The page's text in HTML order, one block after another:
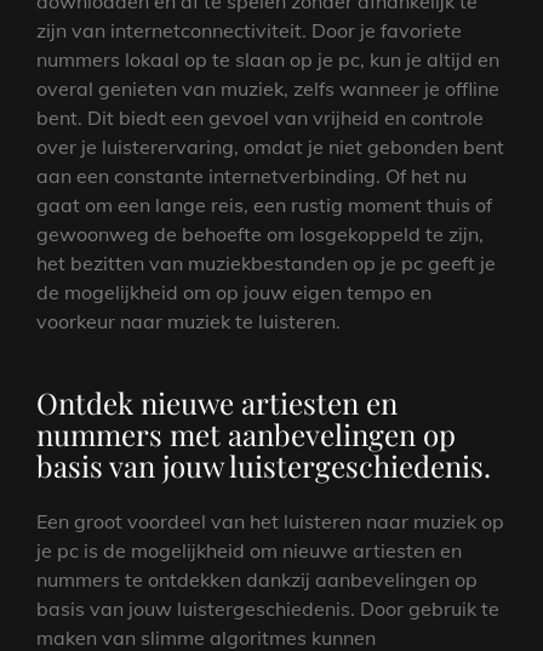
zijn van internetconnectiviteit. Door je favoriete
nummers lokaal op te slaan op je pc, kun je altijd en
overal genieten van muziek, zelfs wanneer je offline
bent. Dit biedt een gevoel van vrijheid en controle
over je luisterervaring, omdat je niet gebonden bent
aan een constante internetverbinding. Of het nu
gaat om een lange reis, een rustig moment thuis of
gewoonweg de behoefte om losgekoppeld te zijn,
het bezitten van muziekbestanden op je pc geeft je
de mogelijkheid om op jouw eigen tempo en
voorkeur naar muziek te luisteren.
Ontdek nieuwe artiesten en
nummers met aanbevelingen op
basis van jouw luistergeschiedenis.
Een groot voordeel van het luisteren naar muziek op
je pc is de mogelijkheid om nieuwe artiesten en
nummers te ontdekken dankzij aanbevelingen op
basis van jouw luistergeschiedenis. Door gebruik te
maken van slimme algoritmes kunnen